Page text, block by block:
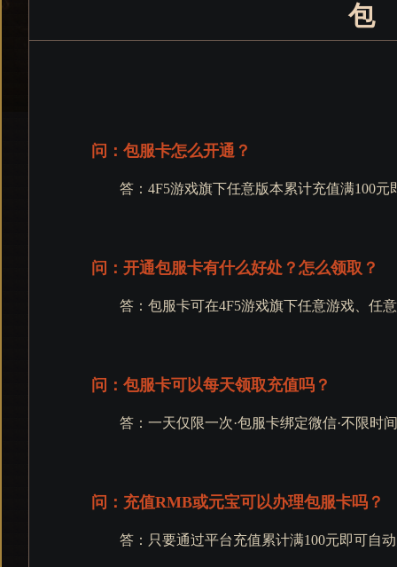
问：包服卡怎么开通？
答：4F5游戏旗下任意版本累计充值满100
问：开通包服卡有什么好处？怎么领取？
答：包服卡可在4F5游戏旗下任意游戏、任
问：包服卡可以每天领取充值吗？
答：一天仅限一次·包服卡绑定微信·不限时
问：充值RMB或元宝可以办理包服卡吗？
答：只要通过平台充值累计满100元即可自